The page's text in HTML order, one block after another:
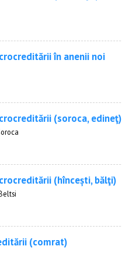
în anenii noi
(soroca, edineţ)
(hîncești, bălţi)
(comrat)